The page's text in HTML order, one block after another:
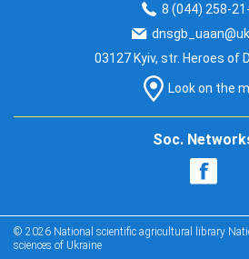
8 (044) 258-
03127 Kyiv, str. Heroes of
Look on the
Soc.
© 2026 National scientific agricultural library
sciences of Ukraine